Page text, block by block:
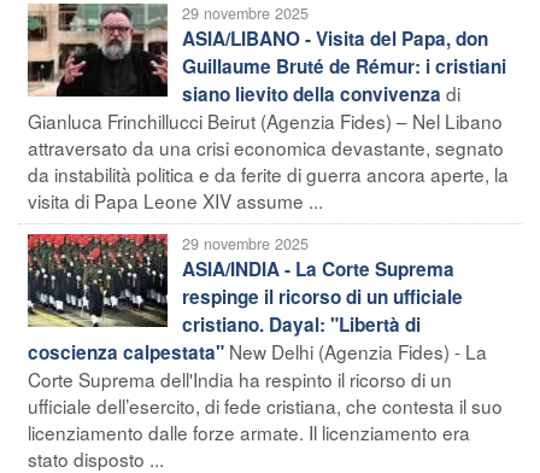
29 novembre 2025
ASIA/LIBANO - Visita del Papa, don
Guillaume Bruté de Rémur: i cristiani
siano lievito della convivenza di
Gianluca Frinchillucci Beirut (Agenzia Fides) – Nel Libano
attraversato da una crisi economica devastante, segnato
da instabilità politica e da ferite di guerra ancora aperte, la
visita di Papa Leone XIV assume ...
29 novembre 2025
ASIA/INDIA - La Corte Suprema
respinge il ricorso di un ufficiale
cristiano. Dayal: "Libertà di
coscienza calpestata" New Delhi (Agenzia Fides) - La
Corte Suprema dell'India ha respinto il ricorso di un
ufficiale dell’esercito, di fede cristiana, che contesta il suo
licenziamento dalle forze armate. Il licenziamento era
stato disposto ...